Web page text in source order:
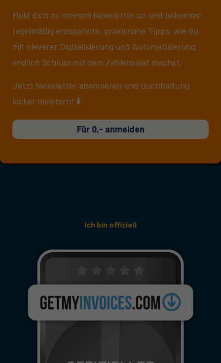
Meld dich zu meinem Newsletter an und bekomme
regelmäßig entspannte, praxisnahe Tipps, wie du
mit cleverer Digitalisierung und Automatisierung
endlich Schluss mit dem Zahlensalat machst.
Jetzt Newsletter abonnieren und Buchhaltung
locker meistern! ⬇️
Für 0,- anmelden
Ich bin offiziell